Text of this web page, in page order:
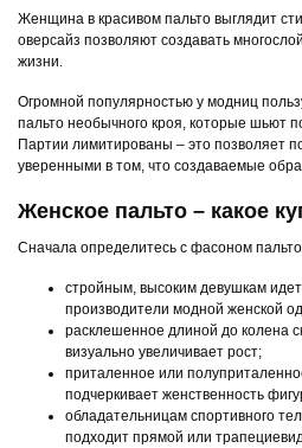
Женщина в красивом пальто выглядит
оверсайз позволяют создавать
жизни.
Огромной популярностью у модниц
пальто необычного кроя, которые шьют
Партии лимитированы – это позволяет
уверенными в том, что создаваемые
Женское пальто – какое
Сначала определитесь с фасоном пальто
стройным, высоким девушкам
производители модной женской
расклешенное длиной до колена
визуально увеличивает рост;
приталенное или
подчеркивает женственность
обладательницам спортивного
подходит прямой или